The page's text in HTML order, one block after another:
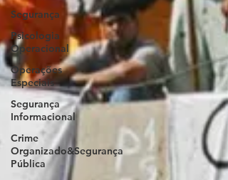
Segurança
Psicologia
Operacional
Operações
Especiais
Segurança
Informacional
Crime
Organizado&Segurança
Pública